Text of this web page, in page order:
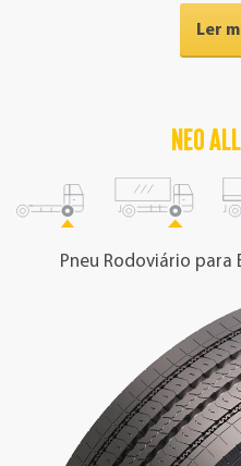
Ler
NEO
Pneu Rodoviário para